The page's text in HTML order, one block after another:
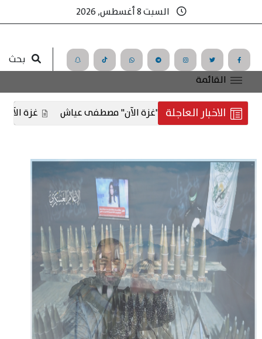
السبت 8 أغسطس, 2026
بحث
القائمة
الاخبار العاجلة
موقع "غزة الآن" مصطفى عياش غزة الآن تُعزي مديرها